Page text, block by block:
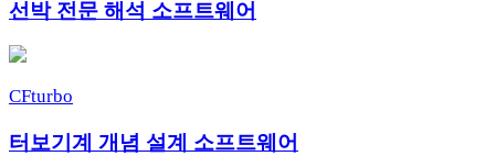
선박 전문 해석 소프트웨어
CFturbo
터보기계 개념 설계 소프트웨어